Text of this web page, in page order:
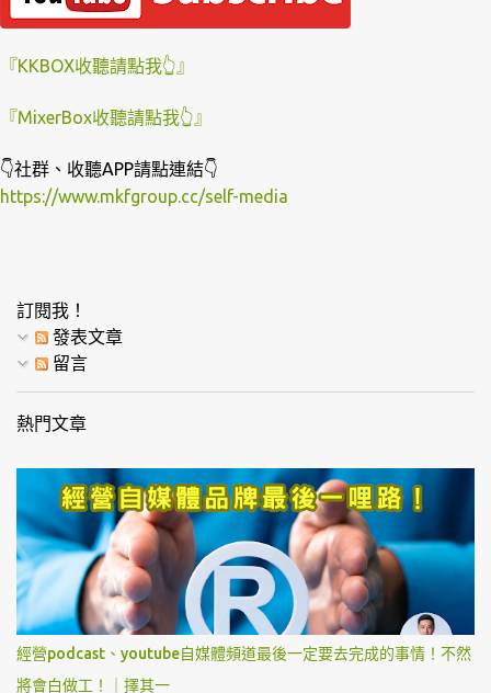
『KKBOX收聽請點我👆』
『MixerBox收聽請點我👆』
👇社群、收聽APP請點連結👇
https://www.mkfgroup.cc/self-media
訂閱我！
發表文章
留言
熱門文章
經營podcast、youtube自媒體頻道最後一定要去完成的事情！不然
將會白做工！｜擇其一